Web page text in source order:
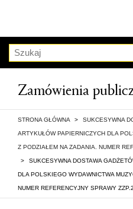
Szukaj
Zamówienia
STRONA GŁÓWNA > SUKCESYWNA
ARTYKUŁÓW PAPIERNICZYCH DLA
Z PODZIAŁEM NA ZADANIA. NUMER
> SUKCESYWNA DOSTAWA
DLA POLSKIEGO WYDAWNICTWA
NUMER REFERENCYJNY SPRAWY